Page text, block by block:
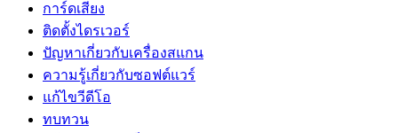
การ์ดเสียง
ติดตั้งไดรเวอร์
ปัญหาเกี่ยวกับเครื่องสแกน
ความรู้เกี่ยวกับซอฟต์แวร์
แก้ไขวีดีโอ
ทบทวน